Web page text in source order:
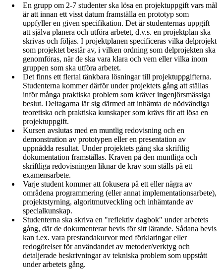
En grupp om 2-7 studenter ska lösa en projektuppgift vars mål
är att innan ett visst datum framställa en prototyp som
uppfyller en given specifikation. Det är studenternas uppgift
att själva planera och utföra arbetet, d.v.s. en projektplan ska
skrivas och följas. I projektplanen specificeras vilka delprojekt
som projektet består av, i vilken ordning som delprojekten ska
genomföras, när de ska vara klara och vem eller vilka inom
gruppen som ska utföra arbetet.
Det finns ett flertal tänkbara lösningar till projektuppgifterna.
Studenterna kommer därför under projektets gång att ställas
inför många praktiska problem som kräver ingenjörsmässiga
beslut. Deltagarna lär sig därmed att inhämta de nödvändiga
teoretiska och praktiska kunskaper som krävs för att lösa en
projektuppgift.
Kursen avslutas med en muntlig redovisning och en
demonstration av prototypen eller en presentation av
uppnådda resultat. Under projektets gång ska skriftlig
dokumentation framställas. Kraven på den muntliga och
skriftliga redovisningen liknar de krav som ställs på ett
examensarbete.
Varje student kommer att fokusera på ett eller några av
områdena programmering (eller annat implementationsarbete),
projektstyrning, algoritmutveckling och inhämtande av
specialkunskap.
Studenterna ska skriva en "reflektiv dagbok" under arbetets
gång, där de dokumenterar bevis för sitt lärande. Sådana bevis
kan t.ex. vara prestandakurvor med förklaringar eller
redogörelser för användandet av metoder/verktyg och
detaljerade beskrivningar av tekniska problem som uppstått
under arbetets gång.